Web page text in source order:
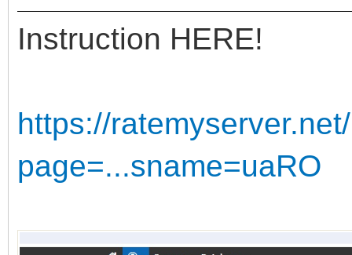
Instruction HERE!
https://
page=...sname=uaRO